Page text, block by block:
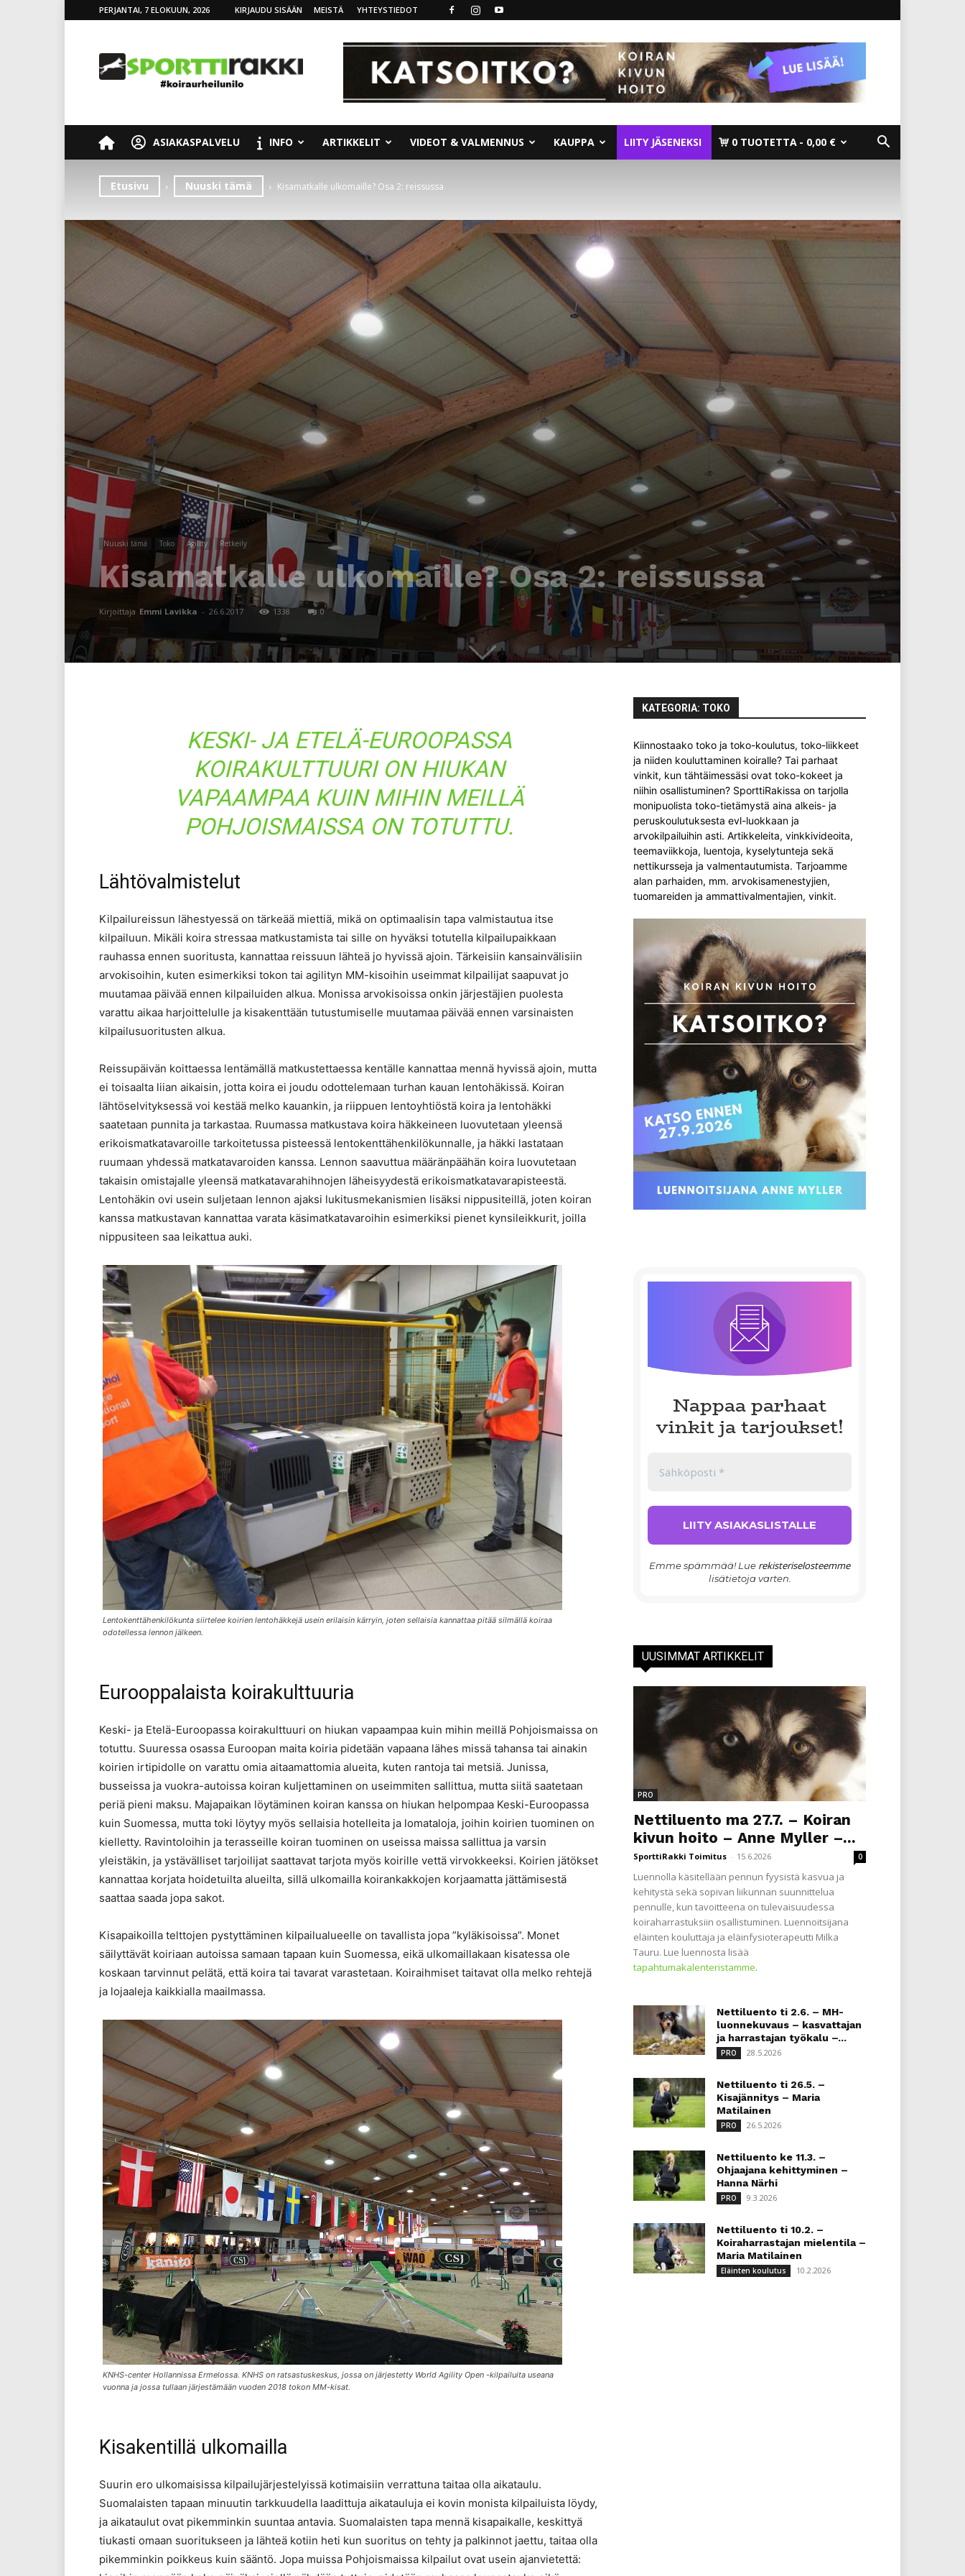
PERJANTAI, 7 ELOKUUN, 2026 KIRJAUDU SISÄÄN MEISTÄ YHTEYSTIEDOT
ASIAKASPALVELU INFO ARTIKKELIT VIDEOT & VALMENNUS KAUPPA LIITY JÄSENEKSI 0 TUOTETTA 0,00 €
Etusivu Nuuski tämä Kisamatkalle ulkomaille? Osa 2: reissussa
Nuuski tämä Toko Agility Retkeily
Kisamatkalle ulkomaille? Osa 2: reissussa
Kirjoittaja Emmi Lavikka - 26.6.2017 1338 0
KESKI- JA ETELÄ-EUROOPASSA
KOIRAKULTTUURI ON HIUKAN
VAPAAMPAA KUIN MIHIN MEILLÄ
POHJOISMAISSA ON TOTUTTU.
Lähtövalmistelut
Kilpailureissun lähestyessä on tärkeää miettiä, mikä on optimaalisin tapa valmistautua itse
kilpailuun. Mikäli koira stressaa matkustamista tai sille on hyväksi totutella kilpailupaikkaan
rauhassa ennen suoritusta, kannattaa reissuun lähteä jo hyvissä ajoin. Tärkeisiin kansainvälisiin
arvokisoihin, kuten esimerkiksi tokon tai agilityn MM-kisoihin useimmat kilpailijat saapuvat jo
muutamaa päivää ennen kilpailuiden alkua. Monissa arvokisoissa onkin järjestäjien puolesta
varattu aikaa harjoittelulle ja kisakenttään tutustumiselle muutamaa päivää ennen varsinaisten
kilpailusuoritusten alkua.
Reissupäivän koittaessa lentämällä matkustettaessa kentälle kannattaa mennä hyvissä ajoin, mutta
ei toisaalta liian aikaisin, jotta koira ei joudu odottelemaan turhan kauan lentohäkissä. Koiran
lähtöselvityksessä voi kestää melko kauankin, ja riippuen lentoyhtiöstä koira ja lentohäkki
saatetaan punnita ja tarkastaa. Ruumassa matkustava koira häkkeineen luovutetaan yleensä
erikoismatkatavaroille tarkoitetussa pisteessä lentokenttähenkilökunnalle, ja häkki lastataan
ruumaan yhdessä matkatavaroiden kanssa. Lennon saavuttua määränpäähän koira luovutetaan
takaisin omistajalle yleensä matkatavarahihnojen läheisyydestä erikoismatkatavarapisteestä.
Lentohäkin ovi usein suljetaan lennon ajaksi lukitusmekanismien lisäksi nippusiteillä, joten koiran
kanssa matkustavan kannattaa varata käsimatkatavaroihin esimerkiksi pienet kynsileikkurit, joilla
nippusiteen saa leikattua auki.
Lentokenttähenkilökunta siirtelee koirien lentohäkkejä usein erilaisin kärryin, joten sellaisia kannattaa pitää silmällä koiraa
odotellessa lennon jälkeen.
Eurooppalaista koirakulttuuria
Keski- ja Etelä-Euroopassa koirakulttuuri on hiukan vapaampaa kuin mihin meillä Pohjoismaissa on
totuttu. Suuressa osassa Euroopan maita koiria pidetään vapaana lähes missä tahansa tai ainakin
koirien irtipidolle on varattu omia aitaamattomia alueita, kuten rantoja tai metsiä. Junissa,
busseissa ja vuokra-autoissa koiran kuljettaminen on useimmiten sallittua, mutta siitä saatetaan
periä pieni maksu. Majapaikan löytäminen koiran kanssa on hiukan helpompaa Keski-Euroopassa
kuin Suomessa, mutta toki löytyy myös sellaisia hotelleita ja lomataloja, joihin koirien tuominen on
kielletty. Ravintoloihin ja terasseille koiran tuominen on useissa maissa sallittua ja varsin
yleistäkin, ja ystävälliset tarjoilijat saattavat tarjota myös koirille vettä virvokkeeksi. Koirien jätökset
kannattaa korjata hoidetuilta alueilta, sillä ulkomailla koirankakkojen korjaamatta jättämisestä
saattaa saada jopa sakot.
Kisapaikoilla telttojen pystyttäminen kilpailualueelle on tavallista jopa ”kyläkisoissa”. Monet
säilyttävät koiriaan autoissa samaan tapaan kuin Suomessa, eikä ulkomaillakaan kisatessa ole
koskaan tarvinnut pelätä, että koira tai tavarat varastetaan. Koiraihmiset taitavat olla melko rehtejä
ja lojaaleja kaikkialla maailmassa.
KNHS-center Hollannissa Ermelossa. KNHS on ratsastuskeskus, jossa on järjestetty World Agility Open -kilpailuita useana
vuonna ja jossa tullaan järjestämään vuoden 2018 tokon MM-kisat.
Kisakentillä ulkomailla
Suurin ero ulkomaisissa kilpailujärjestelyissä kotimaisiin verrattuna taitaa olla aikataulu.
Suomalaisten tapaan minuutin tarkkuudella laadittuja aikatauluja ei kovin monista kilpailuista löydy,
ja aikataulut ovat pikemminkin suuntaa antavia. Suomalaisten tapa mennä kisapaikalle, keskittyä
tiukasti omaan suoritukseen ja lähteä kotiin heti kun suoritus on tehty ja palkinnot jaettu, taitaa olla
pikemminkin poikkeus kuin sääntö. Jopa muissa Pohjoismaissa kilpailut ovat usein ajanvietettä:
KATEGORIA: TOKO
Kiinnostaako toko ja toko-koulutus, toko-liikkeet
ja niiden kouluttaminen koiralle? Tai parhaat
vinkit, kun tähtäimessäsi ovat toko-kokeet ja
niihin osallistuminen? SporttiRakissa on tarjolla
monipuolista toko-tietämystä aina alkeis- ja
peruskoulutuksesta evl-luokkaan ja
arvokilpailuihin asti. Artikkeleita, vinkkivideoita,
teemaviikkoja, luentoja, kyselytunteja sekä
nettikursseja ja valmentautumista. Tarjoamme
alan parhaiden, mm. arvokisamenestyjien,
tuomareiden ja ammattivalmentajien, vinkit.
Nappaa parhaat
vinkit ja tarjoukset!
Emme spämmää! Lue rekisteriselosteemme
lisätietoja varten.
UUSIMMAT ARTIKKELIT
PRO
Nettiluento ma 27.7. – Koiran
kivun hoito – Anne Myller –...
SporttiRakki Toimitus - 15.6.2026 0
Luennolla käsitellään pennun fyysistä kasvua ja
kehitystä sekä sopivan liikunnan suunnittelua
pennulle, kun tavoitteena on tulevaisuudessa
koiraharrastuksiin osallistuminen. Luennoitsijana
eläinten kouluttaja ja eläinfysioterapeutti Milka
Tauru. Lue luennosta lisää
tapahtumakalenteristamme.
Nettiluento ti 2.6. – MH-
luonnekuvaus – kasvattajan
ja harrastajan työkalu –...
PRO 28.5.2026
Nettiluento ti 26.5. –
Kisajännitys – Maria
Matilainen
PRO 26.5.2026
Nettiluento ke 11.3. –
Ohjaajana kehittyminen –
Hanna Närhi
PRO 9.3.2026
Nettiluento ti 10.2. –
Koiraharrastajan mielentila –
Maria Matilainen
Eläinten koulutus 10.2.2026